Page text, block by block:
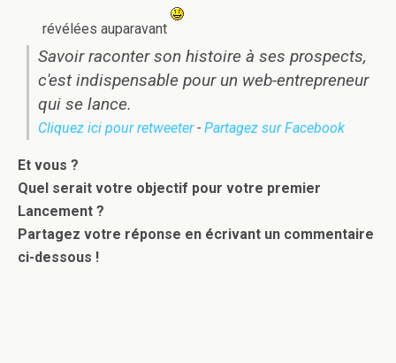
révélées auparavant
Savoir raconter son histoire à ses prospects,
c'est indispensable pour un web-entrepreneur
qui se lance.
Cliquez ici pour retweeter- Partagez sur Facebook
Et vous ?
Quel serait votre objectif pour votre premier
Lancement ?
Partagez votre réponse en écrivant un commentaire
ci-dessous !